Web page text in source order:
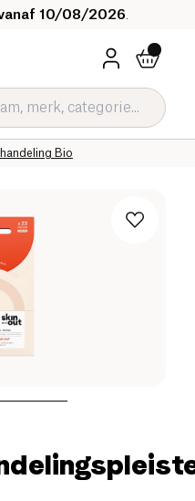
10/08/2026
Bio
& Schoonheid